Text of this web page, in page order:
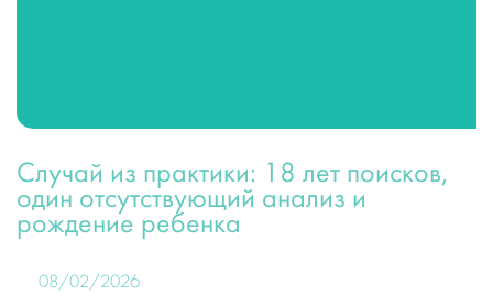
Случай из практики: 18 лет поисков,
один отсутствующий анализ и
рождение ребенка
08/02/2026